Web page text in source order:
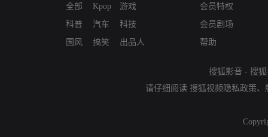
全部
科普
国风
Kpop
汽车
搞笑
游戏
科技
出品人
会员特权
会员剧场
帮助
搜狐影音 - 搜
请仔细阅读 搜狐视频隐私政策、